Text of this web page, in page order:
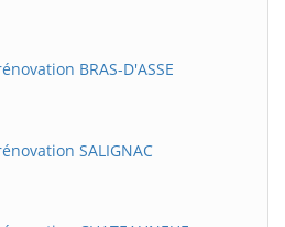
BRAS-D'ASSE
SALIGNAC